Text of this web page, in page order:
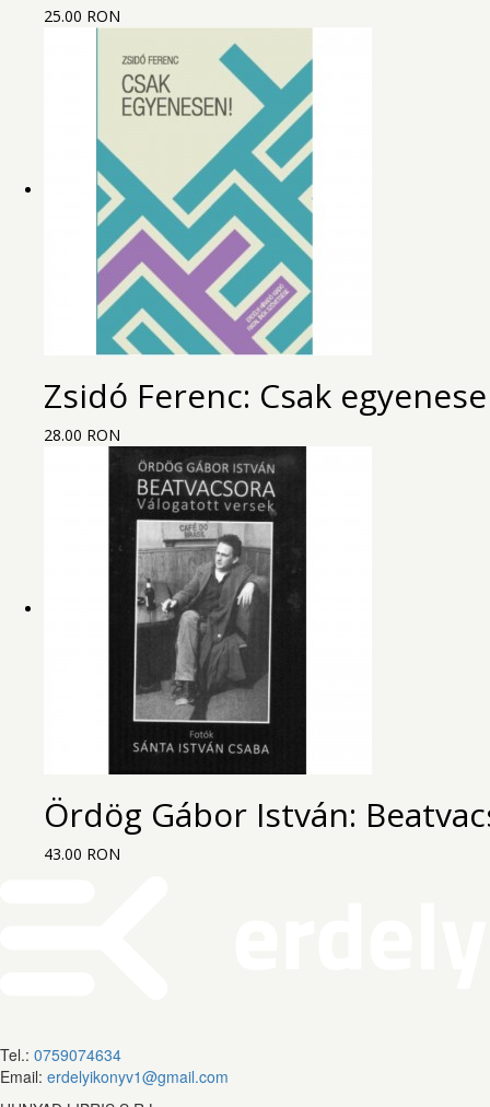
25.00 RON
Zsidó Ferenc: Csak
28.00 RON
Ördög Gábor István:
43.00 RON
Tel.: 0759074634
Email: erdelyikonyv1@gmail.com